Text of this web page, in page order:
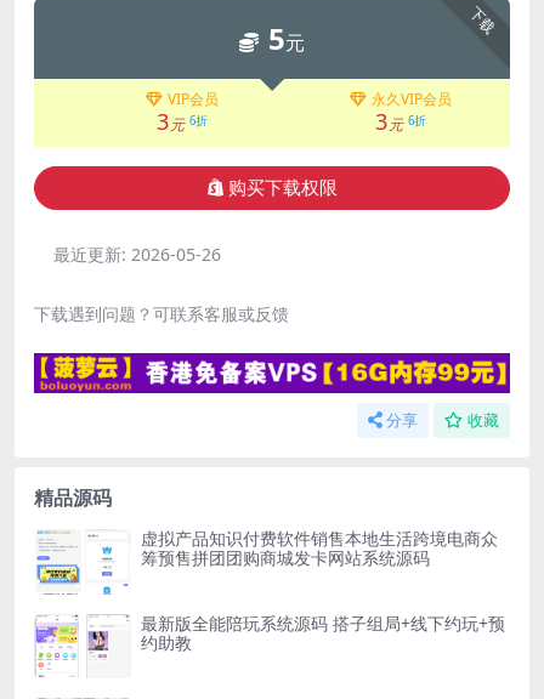
下载
5元
VIP会员
3元 6折
永久VIP会员
3元 6折
购买下载权限
最近更新: 2026-05-26
下载遇到问题？可联系客服或反馈
分享 收藏
精品源码
虚拟产品知识付费软件销售本地生活跨境电商众
筹预售拼团团购商城发卡网站系统源码
最新版全能陪玩系统源码 搭子组局+线下约玩+预
约助教